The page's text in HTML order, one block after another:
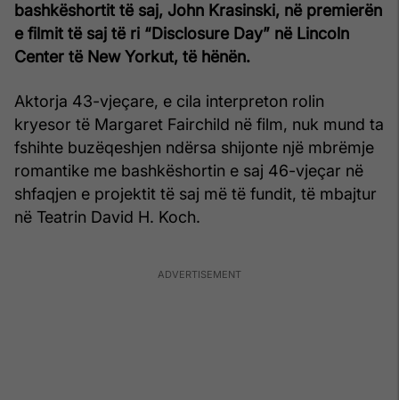
bashkëshortit të saj, John Krasinski, në premierën
e filmit të saj të ri “Disclosure Day” në Lincoln
Center të New Yorkut, të hënën.
Aktorja 43-vjeçare, e cila interpreton rolin
kryesor të Margaret Fairchild në film, nuk mund ta
fshihte buzëqeshjen ndërsa shijonte një mbrëmje
romantike me bashkëshortin e saj 46-vjeçar në
shfaqjen e projektit të saj më të fundit, të mbajtur
në Teatrin David H. Koch.